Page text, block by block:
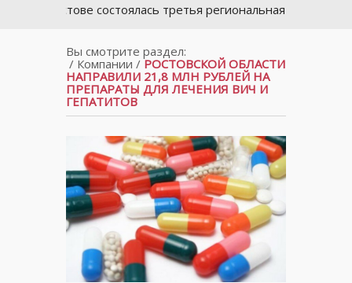
Ростове состоялась третья региональная конференция
Вы смотрите раздел:
/ Компании /РОСТОВСКОЙ ОБЛАСТИ
НАПРАВИЛИ 21,8 МЛН РУБЛЕЙ НА
ПРЕПАРАТЫ ДЛЯ ЛЕЧЕНИЯ ВИЧ И
ГЕПАТИТОВ